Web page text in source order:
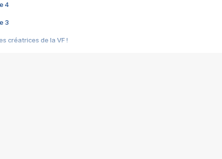
4
3
créatrices de la VF !